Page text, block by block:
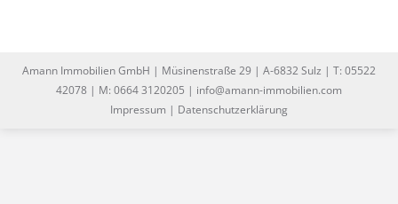
Amann Immobilien GmbH | Müsinenstraße 29 | A-6832 Sulz | T: 05522
42078 | M: 0664 3120205 | info@amann-immobilien.com
Impressum | Datenschutzerklärung